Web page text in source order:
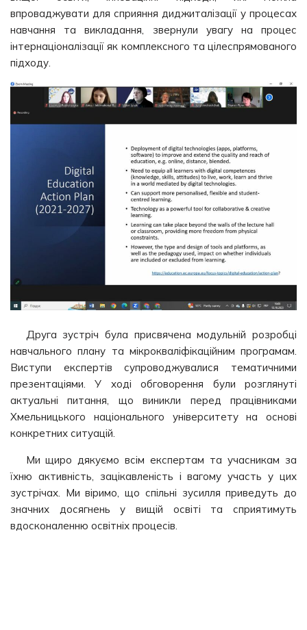
впроваджувати для сприяння диджиталізації у процесах
навчання та викладання, звернули увагу на процес
інтернаціоналізації як комплексного та цілеспрямованого
підходу.
Друга зустріч була присвячена модульній розробці
навчального плану та мікрокваліфікаційним програмам.
Виступи експертів супроводжувалися тематичними
презентаціями. У ході обговорення були розглянуті
актуальні питання, що виникли перед працівниками
Хмельницького національного університету на основі
конкретних ситуацій.
Ми щиро дякуємо всім експертам та учасникам за
їхню активність, зацікавленість і вагому участь у цих
зустрічах. Ми віримо, що спільні зусилля приведуть до
значних досягнень у вищій освіті та сприятимуть
вдосконаленню освітніх процесів.